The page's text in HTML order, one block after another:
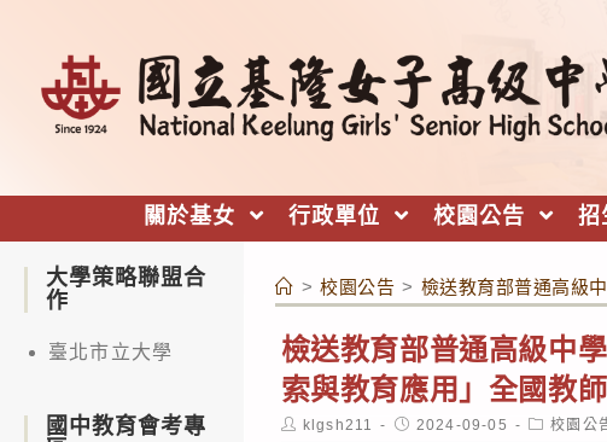
關於基女 行政單位 校園公告 招
> 校園公告 > 檢送教育部普通高級
檢送教育部普通高級中
索與教育應用」全國教
Postklgsh211
Post2024-09-05
Post校園公
大學策略聯盟合
作
臺北市立大學
國中教育會考專